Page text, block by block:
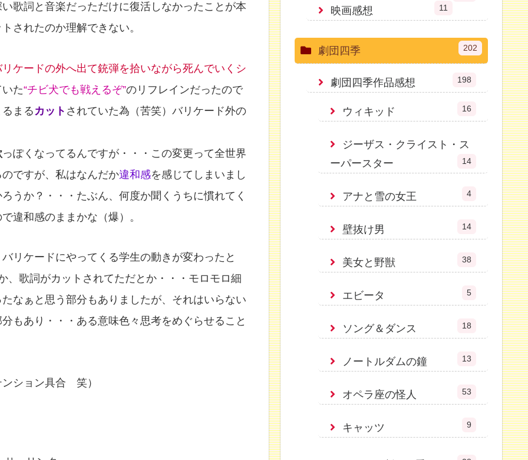
歌詞と音楽だっただけに復活しなかったことが本
されたのか理解できない。
ケードの外へ出て銃弾を拾いながら死んでいくシ
た“チビ犬でも戦えるぞ”のリフレインだったので
まる カット されていた為（苦笑）バリケード外の
っぽくなってるんですが・・・この変更って全世界
ですが、私はなんだか違和感を感じてしまいまし
うか？・・・たぶん、何度か聞くうちに慣れてく
違和感のままかな（爆）。
リケードにやってくる学生の動きが変わったと
、歌詞がカットされてただとか・・・モロモロ細
なぁと思う部分もありましたが、それはいらない
もあり・・・ある意味色々思考をめぐらせること
ション具合 笑）
映画感想 11
劇団四季 202
劇団四季作品感想 198
ウィキッド 16
ジーザス・クライスト・ス
ーパースター
14
アナと雪の女王 4
壁抜け男 14
美女と野獣 38
エビータ 5
ソング＆ダンス 18
ノートルダムの鐘 13
オペラ座の怪人 53
キャッツ 9